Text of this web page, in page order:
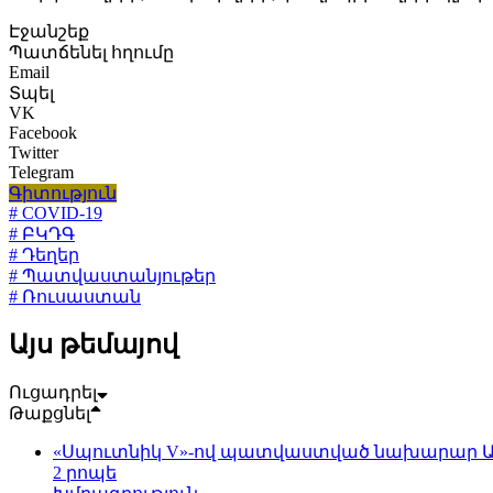
Էջանշեք
Պատճենել հղումը
Email
Տպել
VK
Facebook
Twitter
Telegram
Գիտություն
# COVID-19
# ԲԿԴԳ
# Դեղեր
# Պատվաստանյութեր
# Ռուսաստան
Այս թեմայով
Ուցադրել
Թաքցնել
«Սպուտնիկ V»-ով պատվաստված նախարար
2 րոպե